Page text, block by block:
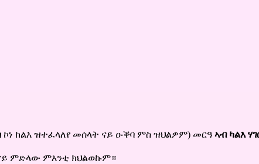
ከልእ ዝተፈላለየ መሰላት ናይ ዑቕባ ምስ ዝህልዎም) መርዓ ኣብ ካልእ
ምድላው ምእንቲ ክህልወኩም።